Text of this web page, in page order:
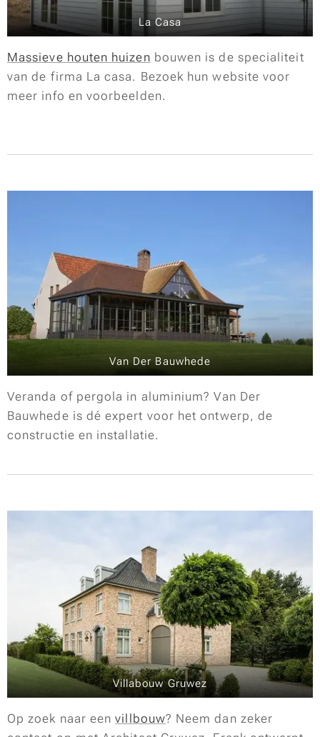
La Casa
Massieve houten huizen bouwen is de specialiteit
van de firma La casa. Bezoek hun website voor
meer info en voorbeelden.
Van Der Bauwhede
Veranda of pergola in aluminium? Van Der
Bauwhede is dé expert voor het ontwerp, de
constructie en installatie.
Villabouw Gruwez
Op zoek naar eenvillbouw? Neem dan zeker